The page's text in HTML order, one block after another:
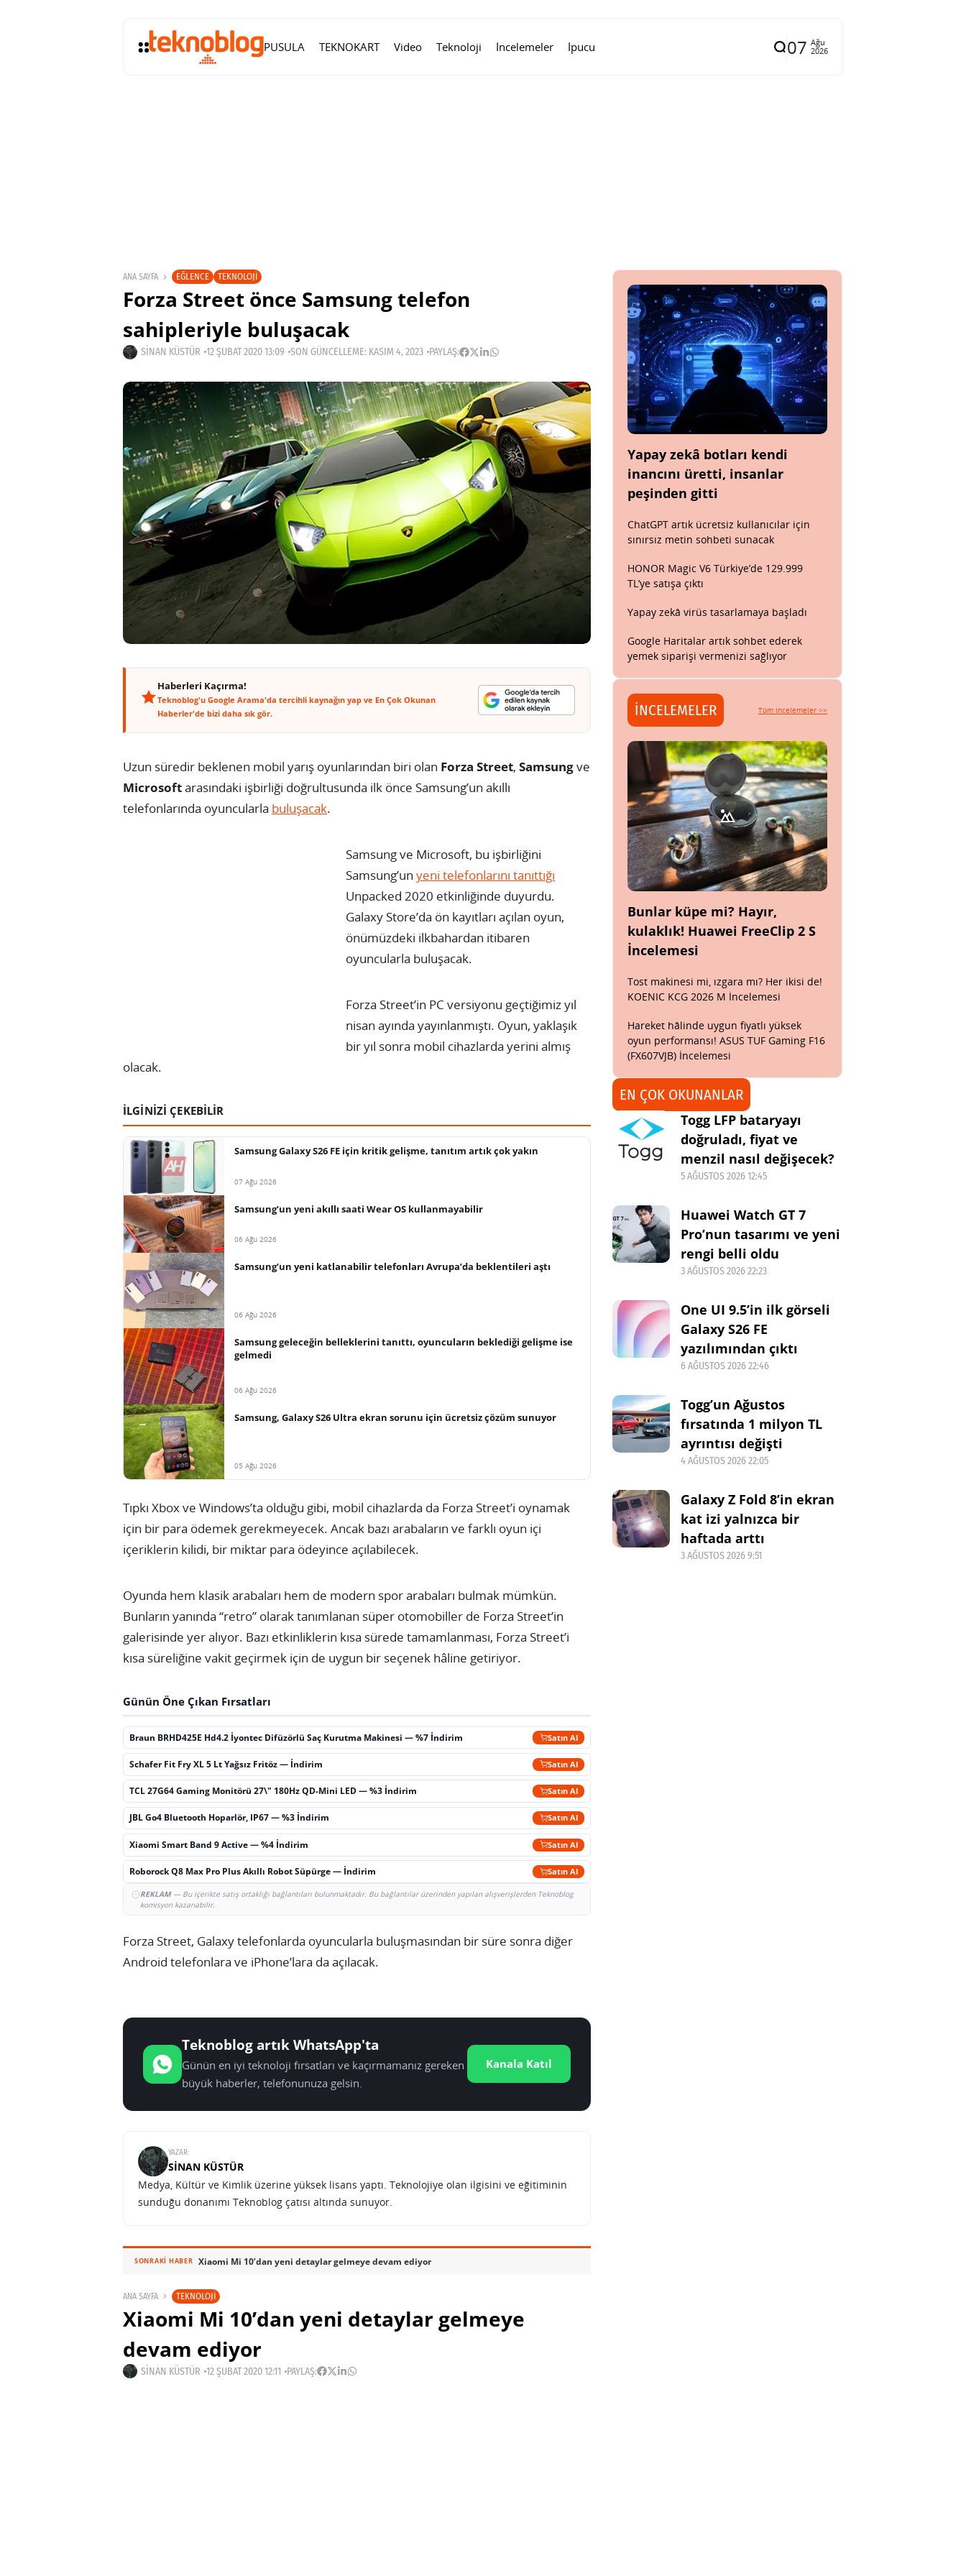
PUSULA TEKNOKART Video Teknoloji İncelemeler İpucu 07 Ağu
2026
ANA SAYFA EĞLENCE TEKNOLOJI
Forza Street önce Samsung telefon
sahipleriyle buluşacak
SINAN KÜSTÜR 12 ŞUBAT 2020 13:09 SON GÜNCELLEME: KASIM 4, 2023 PAYLAŞ:
Haberleri Kaçırma!
Teknoblog'u Google Arama'da tercihli kaynağın yap ve En Çok Okunan
Haberler'de bizi daha sık gör.
Uzun süredir beklenen mobil yarış oyunlarından biri olan Forza Street, Samsungve
Microsoftarasındaki işbirliği doğrultusunda ilk önce Samsung’un akıllı
telefonlarında oyuncularla buluşacak.
Samsung ve Microsoft, bu işbirliğini
Samsung’un yeni telefonlarını tanıttığı
Unpacked 2020 etkinliğinde duyurdu.
Galaxy Store’da ön kayıtları açılan oyun,
önümüzdeki ilkbahardan itibaren
oyuncularla buluşacak.
Forza Street’in PC versiyonu geçtiğimiz yıl
nisan ayında yayınlanmıştı. Oyun, yaklaşık
bir yıl sonra mobil cihazlarda yerini almış
olacak.
İLGİNİZİ ÇEKEBİLİR
Samsung Galaxy S26 FE için kritik gelişme, tanıtım artık çok yakın
07 Ağu 2026
Samsung’un yeni akıllı saati Wear OS kullanmayabilir
06 Ağu 2026
Samsung’un yeni katlanabilir telefonları Avrupa’da beklentileri aştı
06 Ağu 2026
Samsung geleceğin belleklerini tanıttı, oyuncuların beklediği gelişme ise
gelmedi
06 Ağu 2026
Samsung, Galaxy S26 Ultra ekran sorunu için ücretsiz çözüm sunuyor
05 Ağu 2026
Tıpkı Xbox ve Windows’ta olduğu gibi, mobil cihazlarda da Forza Street’i oynamak
için bir para ödemek gerekmeyecek. Ancak bazı arabaların ve farklı oyun içi
içeriklerin kilidi, bir miktar para ödeyince açılabilecek.
Oyunda hem klasik arabaları hem de modern spor arabaları bulmak mümkün.
Bunların yanında “retro” olarak tanımlanan süper otomobiller de Forza Street’in
galerisinde yer alıyor. Bazı etkinliklerin kısa sürede tamamlanması, Forza Street’i
kısa süreliğine vakit geçirmek için de uygun bir seçenek hâline getiriyor.
Günün Öne Çıkan Fırsatları
Braun BRHD425E Hd4.2 İyontec Difüzörlü Saç Kurutma Makinesi — %7 İndirim Satın Al
Schafer Fit Fry XL 5 Lt Yağsız Fritöz — İndirim Satın Al
TCL 27G64 Gaming Monitörü 27\" 180Hz QD-Mini LED — %3 İndirim Satın Al
JBL Go4 Bluetooth Hoparlör, IP67 — %3 İndirim Satın Al
Xiaomi Smart Band 9 Active — %4 İndirim Satın Al
Roborock Q8 Max Pro Plus Akıllı Robot Süpürge — İndirim Satın Al
REKLAM— Bu içerikte satış ortaklığı bağlantıları bulunmaktadır. Bu bağlantılar üzerinden yapılan alışverişlerden Teknoblog
komisyon kazanabilir.
Forza Street, Galaxy telefonlarda oyuncularla buluşmasından bir süre sonra diğer
Android telefonlara ve iPhone’lara da açılacak.
Teknoblog artık WhatsApp'ta
Günün en iyi teknoloji fırsatları ve kaçırmamanız gereken
büyük haberler, telefonunuza gelsin.
Kanala Katıl
YAZAR:
SINAN KÜSTÜR
Medya, Kültür ve Kimlik üzerine yüksek lisans yaptı. Teknolojiye olan ilgisini ve eğitiminin
sunduğu donanımı Teknoblog çatısı altında sunuyor.
SONRAKI HABER Xiaomi Mi 10’dan yeni detaylar gelmeye devam ediyor
ANA SAYFA TEKNOLOJI
Xiaomi Mi 10’dan yeni detaylar gelmeye
devam ediyor
SINAN KÜSTÜR 12 ŞUBAT 2020 12:11 PAYLAŞ:
Yapay zekâ botları kendi
inancını üretti, insanlar
peşinden gitti
ChatGPT artık ücretsiz kullanıcılar için
sınırsız metin sohbeti sunacak
HONOR Magic V6 Türkiye’de 129.999
TL’ye satışa çıktı
Yapay zekâ virüs tasarlamaya başladı
Google Haritalar artık sohbet ederek
yemek siparişi vermenizi sağlıyor
İNCELEMELER Tüm incelemeler >>
Bunlar küpe mi? Hayır,
kulaklık! Huawei FreeClip 2 S
İncelemesi
Tost makinesi mi, ızgara mı? Her ikisi de!
KOENIC KCG 2026 M İncelemesi
Hareket hâlinde uygun fiyatlı yüksek
oyun performansı! ASUS TUF Gaming F16
(FX607VJB) İncelemesi
EN ÇOK OKUNANLAR
Togg LFP bataryayı
doğruladı, fiyat ve
menzil nasıl değişecek?
5 AĞUSTOS 2026 12:45
Huawei Watch GT 7
Pro’nun tasarımı ve yeni
rengi belli oldu
3 AĞUSTOS 2026 22:23
One UI 9.5’in ilk görseli
Galaxy S26 FE
yazılımından çıktı
6 AĞUSTOS 2026 22:46
Togg’un Ağustos
fırsatında 1 milyon TL
ayrıntısı değişti
4 AĞUSTOS 2026 22:05
Galaxy Z Fold 8’in ekran
kat izi yalnızca bir
haftada arttı
3 AĞUSTOS 2026 9:51